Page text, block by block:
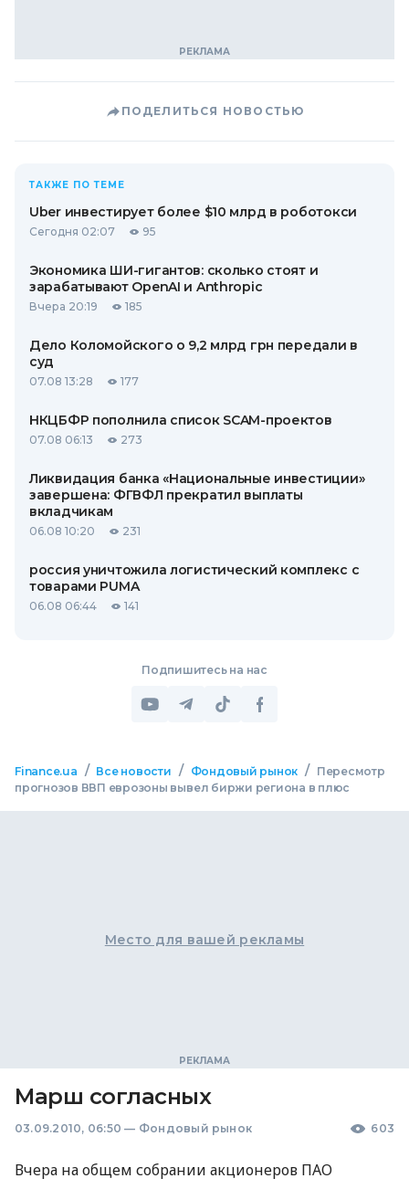
ПОДЕЛИТЬСЯ НОВОСТЬЮ
ТАКЖЕ ПО ТЕМЕ
Uber инвестирует более $10 млрд в роботокси
Сегодня 02:07 95
Экономика ШИ-гигантов: сколько стоят и
зарабатывают OpenAI и Anthropic
Вчера 20:19 185
Дело Коломойского о 9,2 млрд грн передали в
суд
07.08 13:28 177
НКЦБФР пополнила список SCAM-проектов
07.08 06:13 273
Ликвидация банка «Национальные инвестиции»
завершена: ФГВФЛ прекратил выплаты
вкладчикам
06.08 10:20 231
россия уничтожила логистический комплекс с
товарами PUMA
06.08 06:44 141
Подпишитесь на нас
Finance.ua / Все новости / Фондовый рынок /
Пересмотр
прогнозов ВВП еврозоны вывел биржи региона в плюс
Место для вашей рекламы
Марш согласных
03.09.2010, 06:50 — Фондовый рынок 603
Вчера на общем собрании акционеров ПАО